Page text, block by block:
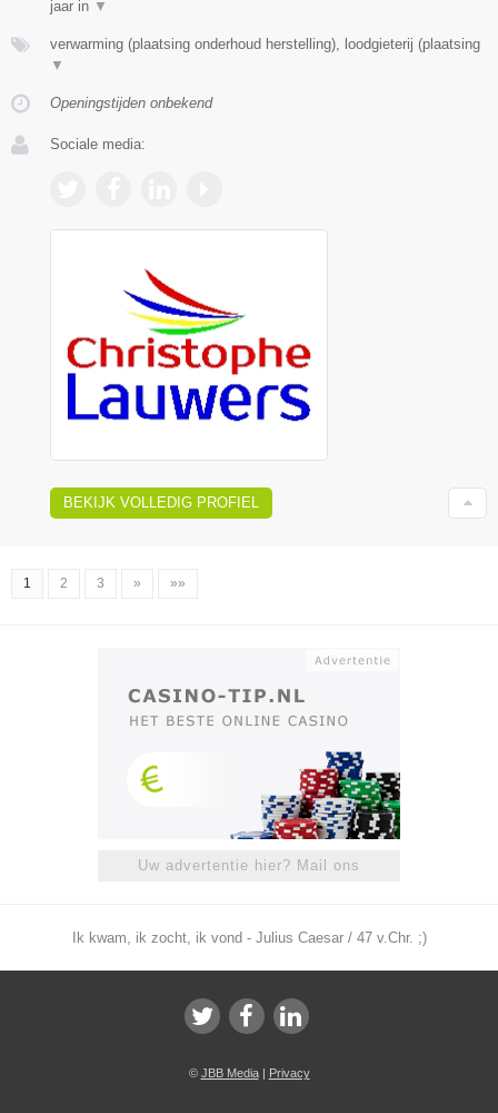
jaar in ▼
verwarming (plaatsing onderhoud herstelling), loodgieterij (plaatsing
▼
Openingstijden onbekend
Sociale media:
BEKIJK VOLLEDIG PROFIEL
1 2 3 » »»
Uw advertentie hier? Mail ons
Ik kwam, ik zocht, ik vond - Julius Caesar / 47 v.Chr. ;)
© JBB Media| Privacy